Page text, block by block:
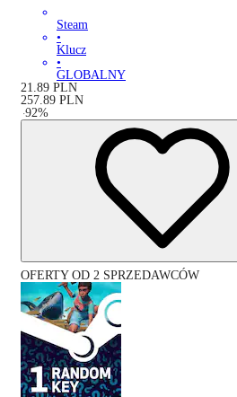
Steam
•
Klucz
•
GLOBALNY
21.89 PLN
257.89 PLN
-92%
OFERTY OD 2 SPRZEDAWCÓW